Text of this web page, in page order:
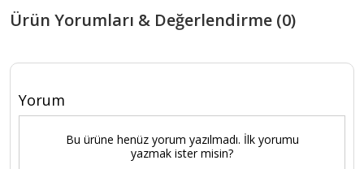
Ürün Yorumları & Değerlendirme (0)
Yorum
Bu ürüne henüz yorum yazılmadı. İlk yorumu
yazmak ister misin?